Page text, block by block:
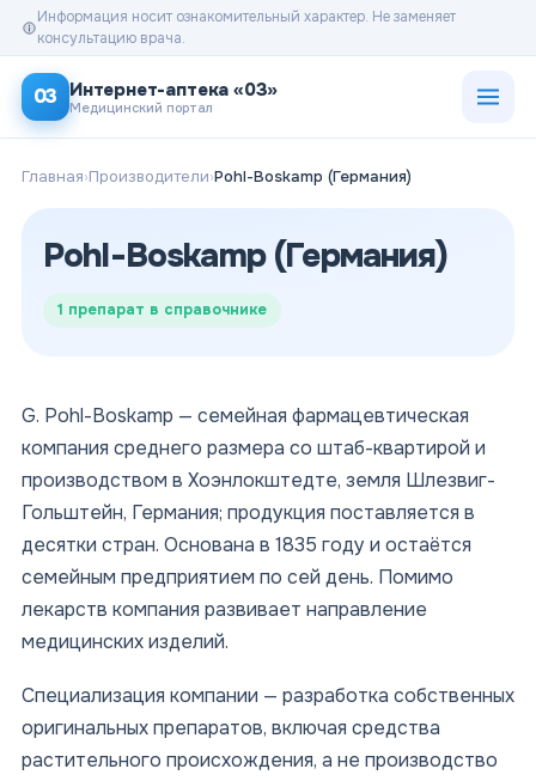
Информация носит ознакомительный характер. Не заменяет
консультацию врача.
03 Интернет-аптека «03»
Медицинский портал
Главная›Производители›Pohl-Boskamp (Германия)
Pohl-Boskamp (Германия)
1 препарат в справочнике
G. Pohl-Boskamp — семейная фармацевтическая
компания среднего размера со штаб-квартирой и
производством в Хоэнлокштедте, земля Шлезвиг-
Гольштейн, Германия; продукция поставляется в
десятки стран. Основана в 1835 году и остаётся
семейным предприятием по сей день. Помимо
лекарств компания развивает направление
медицинских изделий.
Специализация компании — разработка собственных
оригинальных препаратов, включая средства
растительного происхождения, а не производство